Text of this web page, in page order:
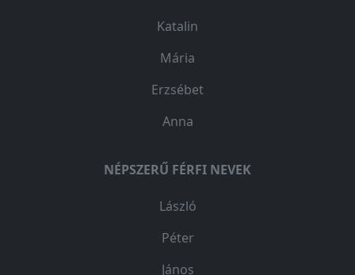
Katalin
Mária
Erzsébet
Anna
NÉPSZERŰ FÉRFI NEVEK
László
Péter
János